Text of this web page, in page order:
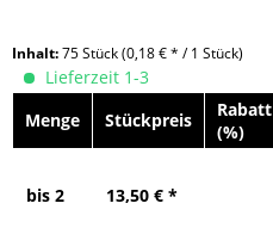
Inhalt:75 Stück(0,18 € * / 1 Stück)
Lieferzeit 1-3
Menge
Stückpreis
Rabatt
(%)
bis 2 13,50 € *